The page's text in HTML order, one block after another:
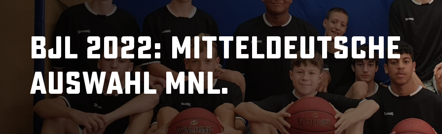
BJL 2022: Mitteldeutsche
Auswahl mnl.